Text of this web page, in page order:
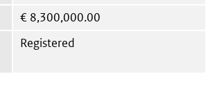
€ 8,300,000.00
Registered